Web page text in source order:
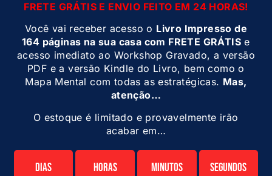
FRETE GRÁTIS E ENVIO FEITO EM 24 HORAS!
Você vai receber acesso o Livro Impresso de
164 páginas na sua casa com FRETE GRÁTIS e
acesso imediato ao Workshop Gravado, a versão
PDF e a versão Kindle do Livro, bem como o
Mapa Mental com todas as estratégicas. Mas,
atenção…
O estoque é limitado e provavelmente irão
acabar em…
Dias Horas Minutos Segundos